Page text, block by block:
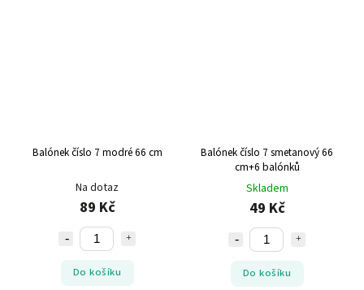
Balónek číslo 7 modré 66 cm
Na dotaz
89 Kč
Do košíku
Balónek číslo 7 smetanový 66
cm+6 balónků
Skladem
49 Kč
Do košíku